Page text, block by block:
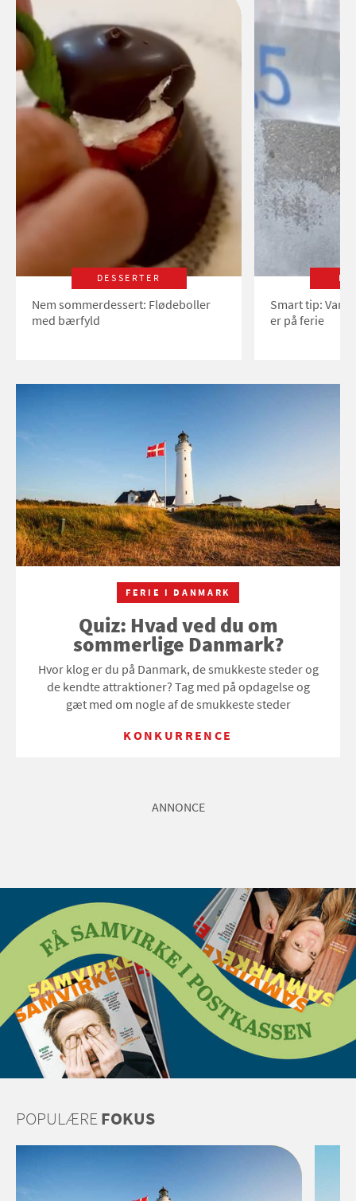
DESSERTER
Nem sommerdessert: Flødeboller
med bærfyld
Smart tip:
er på ferie
FERIE I DANMARK
Quiz: Hvad ved du om
sommerlige Danmark?
Hvor klog er du på Danmark, de smukkeste steder og
de kendte attraktioner? Tag med på opdagelse og
gæt med om nogle af de smukkeste steder
KONKURRENCE
ANNONCE
POPULÆREFOKUS